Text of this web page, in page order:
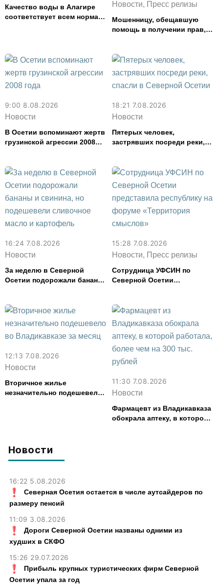
Новости
16:22 5.08.2026
Северная Осетия остается в числе аутсайдеров по
размеру пенсий
11:09 3.08.2026
Дороги Северной Осетии названы одними из
худших в СКФО
15:26 29.07.2026
Прибыль крупных туристических фирм Северной
Осетии упала за год
Качество воды в Алагире
соответствует всем нормам
Новости, Пресс релизы
Мошенницу, обещавшую
помощь в получении прав,
9:00 8.08.2026
Новости
В Осетии вспоминают жертв
грузинской агрессии 2008
18:21 7.08.2026
Новости
Пятерых человек,
застрявших посреди реки,
16:24 7.08.2026
Новости
За неделю в Северной
Осетии подорожали бананы
картофель
15:28 7.08.2026
Новости, Пресс релизы
Сотрудница УФСИН по
Северной Осетии
смыслов»
12:13 7.08.2026
Новости
Вторичное жилье
незначительно подешевело
11:30 7.08.2026
Новости
Фармацевт из Владикавказа
обокрала аптеку, в которой